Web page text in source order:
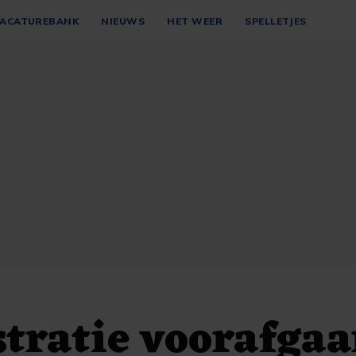
NIEUWS HET WEER SPELLETJES